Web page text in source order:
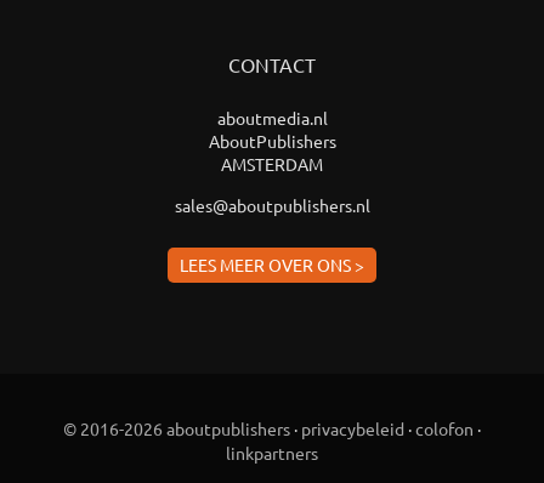
CONTACT
aboutmedia.nl
AboutPublishers
AMSTERDAM
sales@aboutpublishers.nl
LEES MEER OVER ONS >
© 2016-2026 aboutpublishers · privacybeleid ·colofon ·
linkpartners